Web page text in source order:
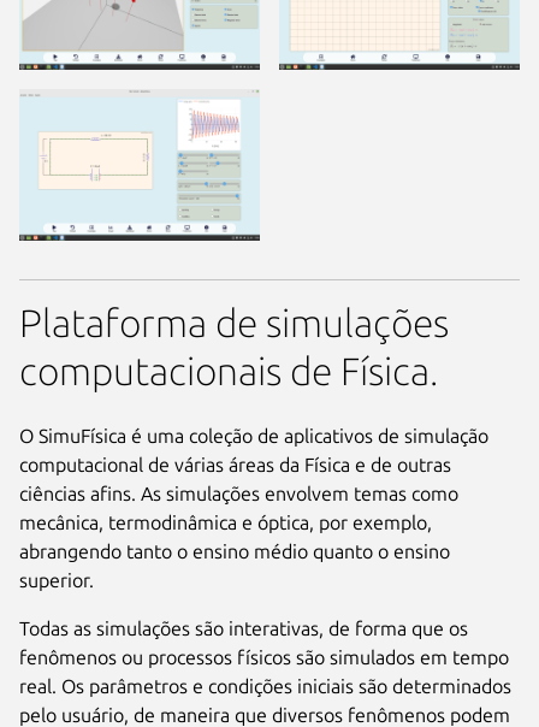
Plataforma de simulações
computacionais de Física.
O SimuFísica é uma coleção de aplicativos de simulação
computacional de várias áreas da Física e de outras
ciências afins. As simulações envolvem temas como
mecânica, termodinâmica e óptica, por exemplo,
abrangendo tanto o ensino médio quanto o ensino
superior.
Todas as simulações são interativas, de forma que os
fenômenos ou processos físicos são simulados em tempo
real. Os parâmetros e condições iniciais são determinados
pelo usuário, de maneira que diversos fenômenos podem